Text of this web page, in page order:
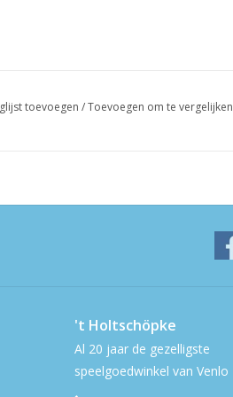
toevoegen /Toevoegen om te vergelijken
't Holtschöpke
Al 20 jaar de gezelligste
speelgoedwinkel van Venlo